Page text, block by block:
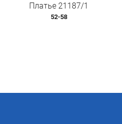
Платье 21187/1
52-58